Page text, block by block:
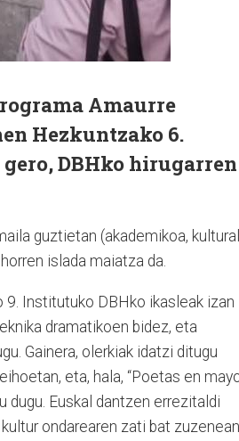
Amaurre
Hezkuntzako 6.
DBHko hirugarren
guztietan (akademikoa,
islada maiatza da.
9. Institutuko DBHko ikasleak izan
dramatikoen bidez, eta
Gainera, olerkiak idatzi ditugu
eta, hala, “Poetas en
dugu. Euskal dantzen errezitaldi
ondarearen zati bat zuzenean